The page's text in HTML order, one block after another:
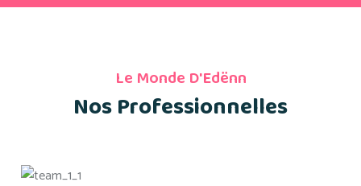
Le Monde D'Edënn
Nos Professionnelles